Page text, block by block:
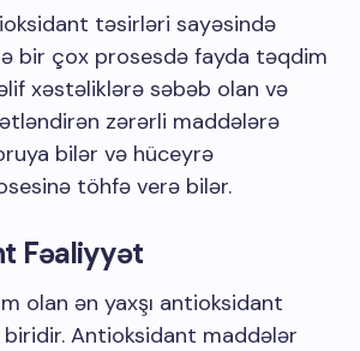
təsirləri sayəsində
bir çox prosesdə fayda təqdim
xəstəliklərə səbəb olan və
zərərli maddələrə
bilər və hüceyrə
töhfə verə bilər.
Fəaliyyət
olan ən yaxşı antioksidant
Antioksidant maddələr